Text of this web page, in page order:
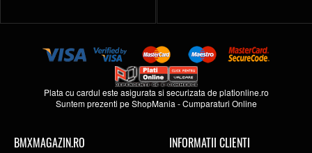
Plata cu cardul este asigurata si securizata deplationline.ro
Suntem prezenti peShopMania -Cumparaturi Online
BMXMAGAZIN.RO INFORMATII CLIENTI